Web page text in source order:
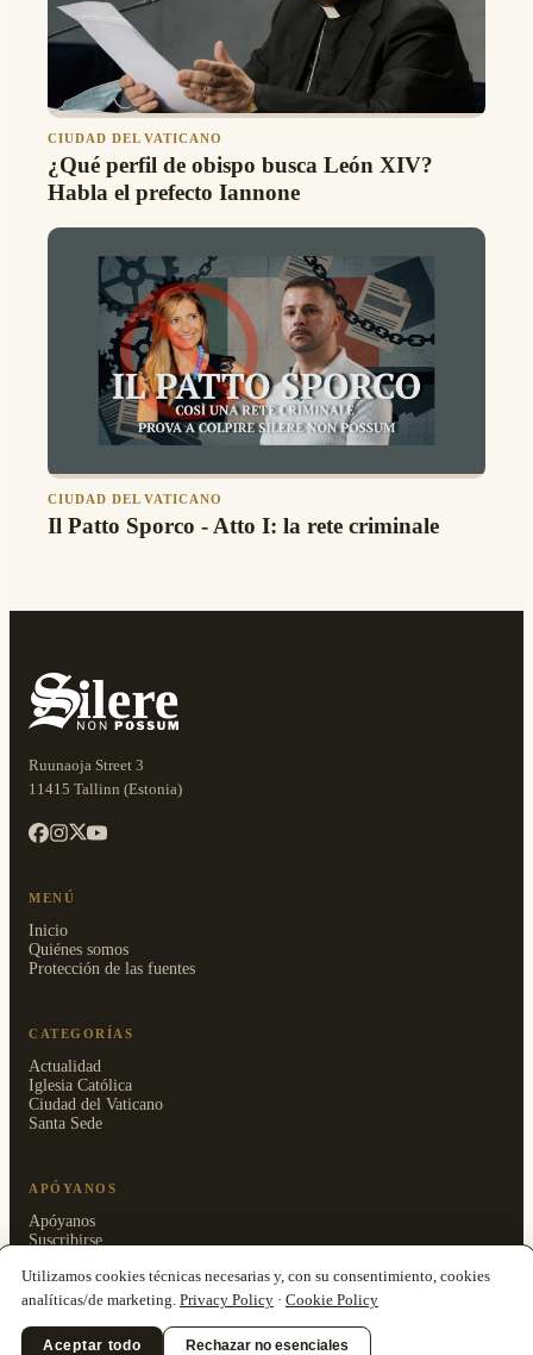
CIUDAD DEL VATICANO
¿Qué perfil de obispo busca León XIV?
Habla el prefecto Iannone
CIUDAD DEL VATICANO
Il Patto Sporco - Atto I: la rete criminale
Ruunaoja Street 3
11415 Tallinn (Estonia)
MENÚ
Inicio
Quiénes somos
Protección de las fuentes
CATEGORÍAS
Actualidad
Iglesia Católica
Ciudad del Vaticano
Santa Sede
APÓYANOS
Apóyanos
Suscribirse
Utilizamos cookies técnicas necesarias y, con su consentimiento, cookies
analíticas/de marketing. Privacy Policy· Cookie Policy
Aceptar todo Rechazar no esenciales